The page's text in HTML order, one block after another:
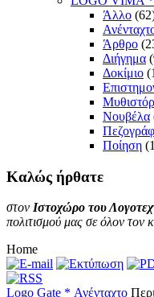
Άλλο
Άρθρο
Διήγημα
Δοκίμιο
Νουβέλα
Ποίηση
Καλώς ήρθατε
στον Ιστοχώρο του
πολιτισμού μας σε όλον τον
Home
Logo Gate * Ανένταχτο